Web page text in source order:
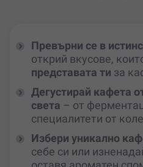
Превърни се в
открий вкусове,
представата ти за
Дегустирай кафета
света – от
специалитети от
Избери уникално
себе си или